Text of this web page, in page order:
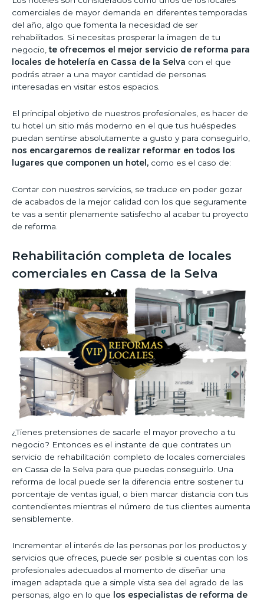
comerciales de mayor demanda en diferentes temporadas
del año, algo que fomenta la necesidad de ser
rehabilitados. Si necesitas prosperar la imagen de tu
negocio,te ofrecemos el mejor servicio de reforma para
locales de hotelería en Cassa de la Selva con el que
podrás atraer a una mayor cantidad de personas
interesadas en visitar estos espacios.
El principal objetivo de nuestros profesionales, es hacer de
tu hotel un sitio más moderno en el que tus huéspedes
puedan sentirse absolutamente a gusto y para conseguirlo,
nos encargaremos de realizar reformar en todos los
lugares que componen un hotel, como es el caso de:
Contar con nuestros servicios, se traduce en poder gozar
de acabados de la mejor calidad con los que seguramente
te vas a sentir plenamente satisfecho al acabar tu proyecto
de reforma.
Rehabilitación completa de locales
comerciales en Cassa de la Selva
¿Tienes pretensiones de sacarle el mayor provecho a tu
negocio? Entonces es el instante de que contrates un
servicio de rehabilitación completo de locales comerciales
en Cassa de la Selva para que puedas conseguirlo. Una
reforma de local puede ser la diferencia entre sostener tu
porcentaje de ventas igual, o bien marcar distancia con tus
contendientes mientras el número de tus clientes aumenta
sensiblemente.
Incrementar el interés de las personas por los productos y
servicios que ofreces, puede ser posible si cuentas con los
profesionales adecuados al momento de diseñar una
imagen adaptada que a simple vista sea del agrado de las
personas, algo en lo que
los especialistas de reforma de